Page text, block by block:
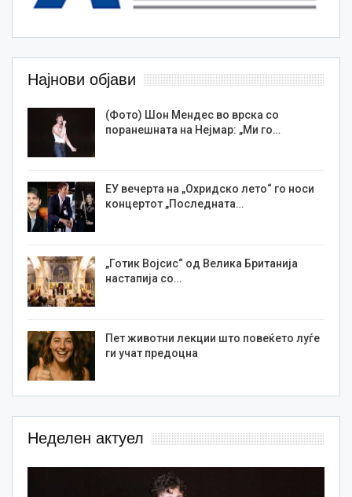
Најнови објави
(Фото) Шон Мендес во врска со
поранешната на Нејмар: „Ми го…
ЕУ вечерта на „Охридско лето“ го носи
концертот „Последната…
„Готик Војсис“ од Велика Британија
настапија со…
Пет животни лекции што повеќето луѓе
ги учат предоцна
Неделен актуел